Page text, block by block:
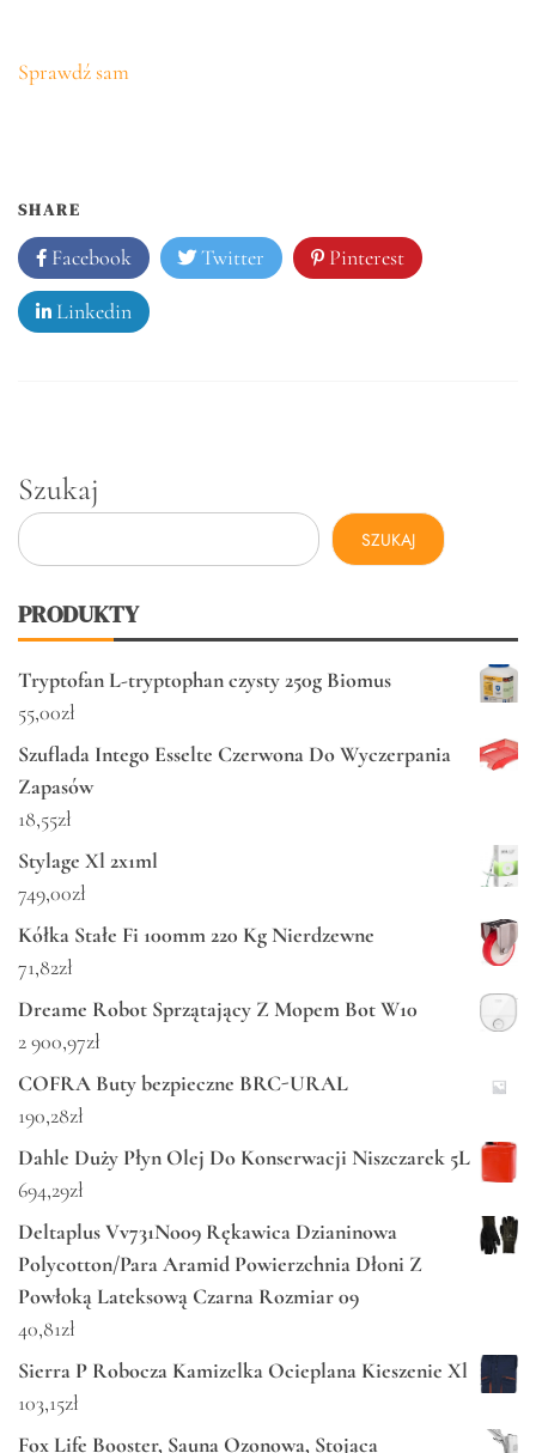
Sprawdź sam
SHARE
Facebook Twitter Pinterest
Linkedin
Szukaj
SZUKAJ
PRODUKTY
Tryptofan L-tryptophan czysty 250g Biomus
55,00zł
Szuflada Intego Esselte Czerwona Do Wyczerpania
Zapasów
18,55zł
Stylage Xl 2x1ml
749,00zł
Kółka Stałe Fi 100mm 220 Kg Nierdzewne
71,82zł
Dreame Robot Sprzątający Z Mopem Bot W10
2 900,97zł
COFRA Buty bezpieczne BRC-URAL
190,28zł
Dahle Duży Płyn Olej Do Konserwacji Niszczarek 5L
694,29zł
Deltaplus Vv731No09 Rękawica Dzianinowa
Polycotton/Para Aramid Powierzchnia Dłoni Z
Powłoką Lateksową Czarna Rozmiar 09
40,81zł
Sierra P Robocza Kamizelka Ocieplana Kieszenie Xl
103,15zł
Fox Life Booster, Sauna Ozonowa, Stojąca